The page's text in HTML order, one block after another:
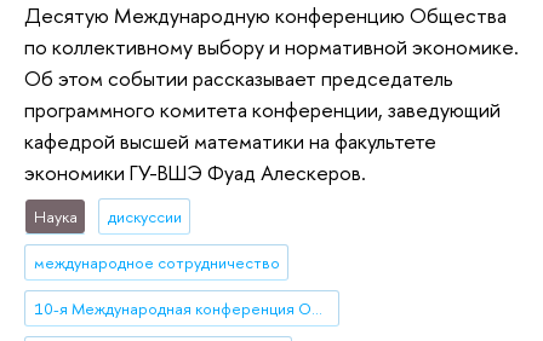
Десятую Международную конференцию Общества
по коллективному выбору и нормативной экономике.
Об этом событии рассказывает председатель
программного комитета конференции, заведующий
кафедрой высшей математики на факультете
экономики ГУ-ВШЭ Фуад Алескеров.
Наука дискуссии
международное сотрудничество
10-я Международная конференция Общества по исследованию социального выбора и благосостояния (10-th International Meeting of the Society for Social Choice and Welfare)